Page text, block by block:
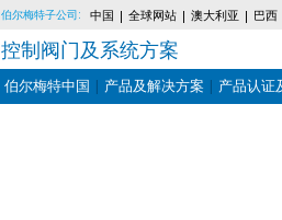
伯尔梅特子公司: 中国 全球网站 澳大利亚 巴西
控制阀门及系统方案
伯尔梅特中国 产品及解决方案 产品认证